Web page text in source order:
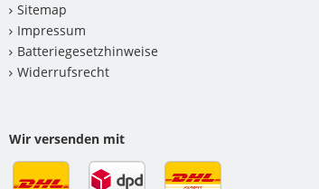
Sitemap
Impressum
Batteriegesetzhinweise
Widerrufsrecht
Wir versenden mit